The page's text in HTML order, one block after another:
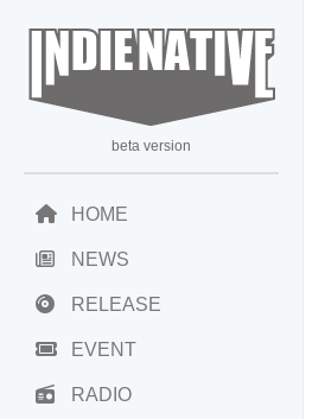
beta version
HOME
NEWS
RELEASE
EVENT
RADIO